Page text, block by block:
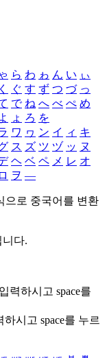
ら わ ゎ ん い ぃ
く ぐ す ず つ づ っ
で ね へ べ ぺ め
ょ ろ を
ワ ヮ ン イ ィ キ
ス ズ ツ ヅ ッ ヌ
ヘ ベ ペ メ レ オ
ロ ヲ ―
으로 중국어를 변환
다.
력하시고 space를
하시고 space를 누르